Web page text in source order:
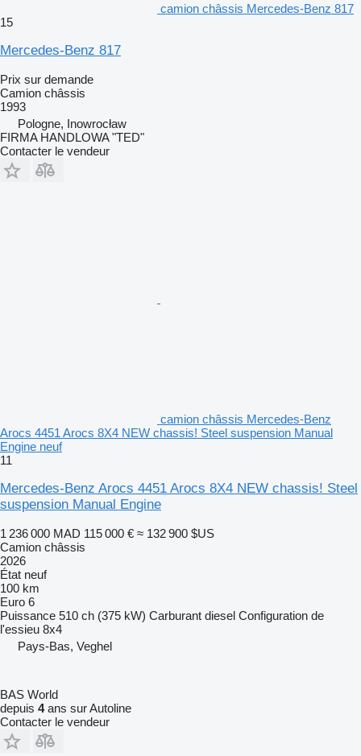
camion châssis Mercedes-Benz 817
15
Mercedes-Benz 817
Prix sur demande
Camion châssis
1993
Pologne, Inowrocław
FIRMA HANDLOWA "TED"
Contacter le vendeur
camion châssis Mercedes-Benz
Arocs 4451 Arocs 8X4 NEW chassis! Steel suspension Manual
Engine neuf
11
Mercedes-Benz Arocs 4451 Arocs 8X4 NEW chassis! Steel
suspension Manual Engine
1 236 000 MAD 115 000 € ≈ 132 900 $US
Camion châssis
2026
État neuf
100 km
Euro 6
Puissance 510 ch (375 kW) Carburant diesel Configuration de
l'essieu 8x4
Pays-Bas, Veghel
BAS World
depuis 4ans sur Autoline
Contacter le vendeur